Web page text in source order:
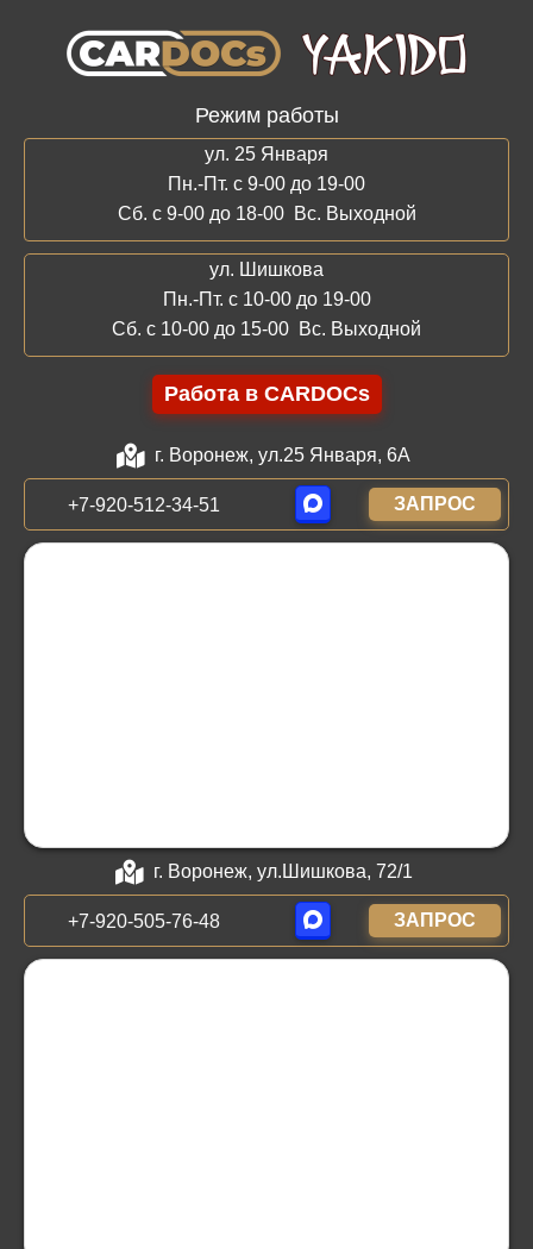
Режим работы
ул. 25 Января
Пн.-Пт. с 9-00 до 19-00
Сб. с 9-00 до 18-00 Вс. Выходной
ул. Шишкова
Пн.-Пт. с 10-00 до 19-00
Сб. с 10-00 до 15-00 Вс. Выходной
Работа в CARDOCs
г. Воронеж, ул.25 Января, 6А
+7-920-512-34-51 ЗАПРОС
г. Воронеж, ул.Шишкова, 72/1
+7-920-505-76-48 ЗАПРОС